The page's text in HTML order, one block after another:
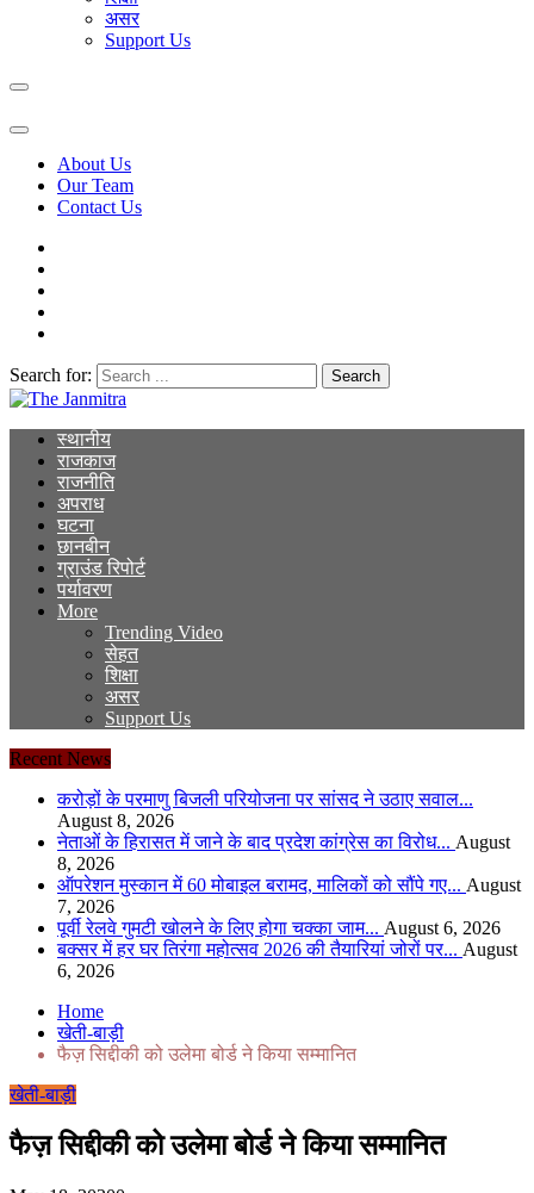
असर
Support Us
About Us
Our Team
Contact Us
Search for:
The Janmitra
The Janmitra
स्थानीय
राजकाज
राजनीति
अपराध
घटना
छानबीन
ग्राउंड रिपोर्ट
पर्यावरण
More
Trending Video
सेहत
शिक्षा
असर
Support Us
Recent News
करोड़ों के परमाणु बिजली परियोजना पर सांसद ने उठाए सवाल...
August 8, 2026
नेताओं के हिरासत में जाने के बाद प्रदेश कांग्रेस का विरोध... August
8, 2026
ऑपरेशन मुस्कान में 60 मोबाइल बरामद, मालिकों को सौंपे गए... August
7, 2026
पूर्वी रेलवे गुमटी खोलने के लिए होगा चक्का जाम... August 6, 2026
बक्सर में हर घर तिरंगा महोत्सव 2026 की तैयारियां जोरों पर... August
6, 2026
Home
खेती-बाड़ी
फैज़ सिद्दीकी को उलेमा बोर्ड ने किया सम्मानित
खेती-बाड़ी
फैज़ सिद्दीकी को उलेमा बोर्ड ने किया सम्मानित